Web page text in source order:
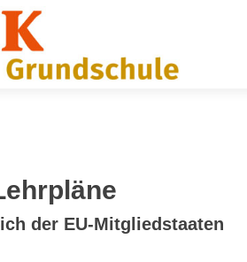
der EU-Mitgliedstaaten